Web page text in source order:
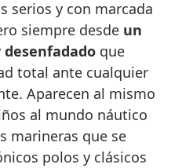
serios y con marcada
siempre desde un
que
total ante cualquier
Aparecen al mismo
al mundo náutico
marineras que se
polos y clásicos